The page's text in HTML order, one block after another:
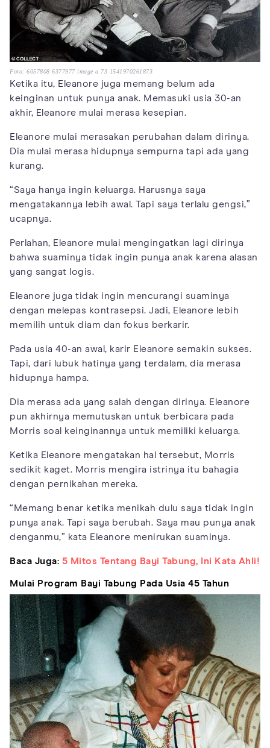
Foto: 6057808 6377977 image a 73 1541970261873
Ketika itu, Eleanore juga memang belum ada
keinginan untuk punya anak. Memasuki usia 30-an
akhir, Eleanore mulai merasa kesepian.
Eleanore mulai merasakan perubahan dalam dirinya.
Dia mulai merasa hidupnya sempurna tapi ada yang
kurang.
“Saya hanya ingin keluarga. Harusnya saya
mengatakannya lebih awal. Tapi saya terlalu gengsi,”
ucapnya.
Perlahan, Eleanore mulai mengingatkan lagi dirinya
bahwa suaminya tidak ingin punya anak karena alasan
yang sangat logis.
Eleanore juga tidak ingin mencurangi suaminya
dengan melepas kontrasepsi. Jadi, Eleanore lebih
memilih untuk diam dan fokus berkarir.
Pada usia 40-an awal, karir Eleanore semakin sukses.
Tapi, dari lubuk hatinya yang terdalam, dia merasa
hidupnya hampa.
Dia merasa ada yang salah dengan dirinya. Eleanore
pun akhirnya memutuskan untuk berbicara pada
Morris soal keinginannya untuk memiliki keluarga.
Ketika Eleanore mengatakan hal tersebut, Morris
sedikit kaget. Morris mengira istrinya itu bahagia
dengan pernikahan mereka.
“Memang benar ketika menikah dulu saya tidak ingin
punya anak. Tapi saya berubah. Saya mau punya anak
denganmu,” kata Eleanore menirukan suaminya.
Baca Juga: 5 Mitos Tentang Bayi Tabung, Ini Kata Ahli!
Mulai Program Bayi Tabung Pada Usia 45 Tahun